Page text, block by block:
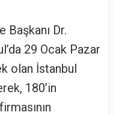
Başkanı Dr.
29 Ocak Pazar
olan İstanbul
180’in